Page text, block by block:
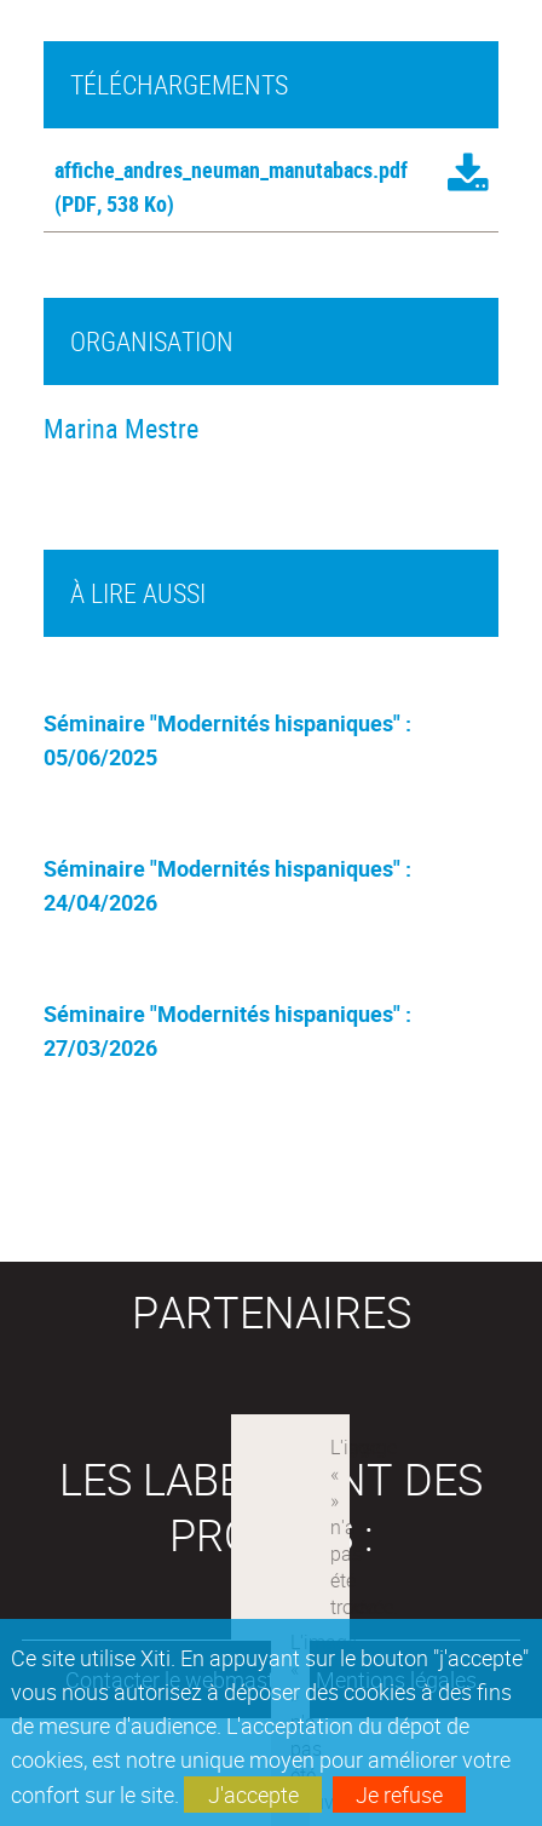
Ce site utilise Xiti. En appuyant sur le bouton "j'accepte"
vous nous autorisez à déposer des cookies à des fins
de mesure d'audience. L'acceptation du dépot de
cookies, est notre unique moyen pour améliorer votre
confort sur le site.
J'accepte Je refuse
TÉLÉCHARGEMENTS
affiche_andres_neuman_manutabacs.pdf
(PDF, 538 Ko)
À LIRE AUSSI
Séminaire "Modernités hispaniques" :
05/06/2025
Séminaire "Modernités hispaniques" :
24/04/2026
Séminaire "Modernités hispaniques" :
27/03/2026
ORGANISATION
Marina Mestre
PARTENAIRES
LES LABEX SONT DES
PROJETS :
Contacter le webmaster Mentions légales